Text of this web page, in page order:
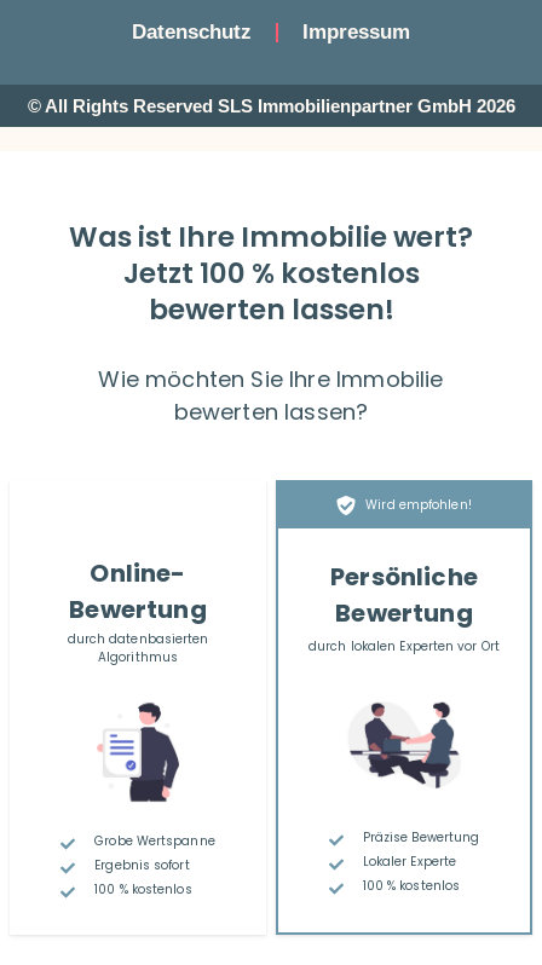
Datenschutz Impressum
© All Rights Reserved SLS Immobilienpartner GmbH 2026